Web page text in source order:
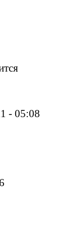
- 05:08